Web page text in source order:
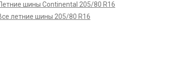
шины Continental 205/80 R16
летние шины 205/80 R16